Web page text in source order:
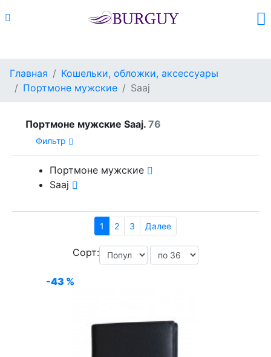
Главная
Кошельки, обложки, аксессуары
Портмоне мужские
Saaj
Портмоне мужские Saaj. 76
Фильтр
Портмоне мужские
Saaj
1 2 3 Далее
Сорт:
-43 %